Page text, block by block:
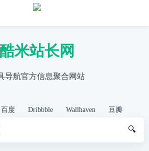
酷米站长网
导航官方信息聚合网站
百度 Dribbble Wallhaven 豆瓣
🔍